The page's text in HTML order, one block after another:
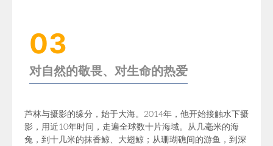
03
对自然的敬畏、对生命的热爱
芦林与摄影的缘分，始于大海。 2014年，他开始接触水下摄
影，用近10年时间，走遍全球数十片海域。 从几毫米的海
兔，到十几米的抹香鲸、大翅鲸；从珊瑚礁间的游鱼，到深